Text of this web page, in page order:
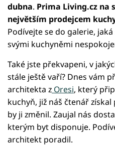
dubna. Prima Living.cz na
největším prodejcem
Podívejte se do galerie,
svými kuchyněmi
Také jste překvapeni, v
stále ještě vaří? Dnes vám
architekta z Oresi, který
kuchyň, již náš čtenář
by ji změnil. Zaujal nás
kterým byt disponuje.
architekt poradil.